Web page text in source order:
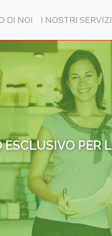
DI NOI I NOSTRI SERVIZI
ESCLUSIVO PER